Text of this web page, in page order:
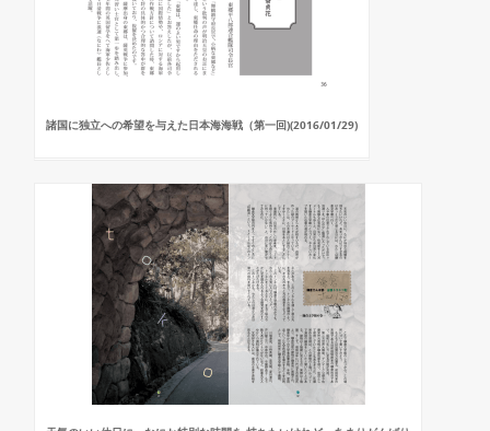
諸国に独立への希望を与えた日本海海戦（第一回)(2016/01/29)